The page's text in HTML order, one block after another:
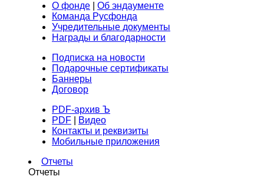
О фонде
Об эндаументе
Команда Русфонда
Учредительные документы
Награды и благодарности
Подписка на новости
Подарочные сертификаты
Баннеры
Договор
PDF-архив Ъ
PDF
Видео
Контакты и реквизиты
Мобильные приложения
Отчеты
Отчеты